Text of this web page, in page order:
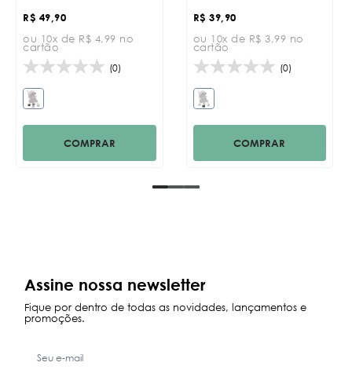
R$ 49,90
ou 10x de R$ 4,99 no
cartão
(0)
COMPRAR
R$ 39,90
ou 10x de R$ 3,99 no
cartão
(0)
COMPRAR
Assine nossa newsletter
Fique por dentro de todas as novidades, lançamentos e
promoções.